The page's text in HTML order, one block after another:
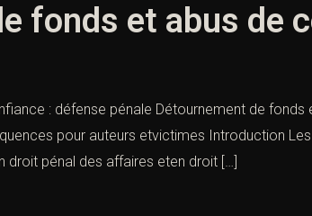
fonds et abus de
: défense pénale Détournement de
pour auteurs etvictimes Introduction
droit pénal des affaires eten droit […]